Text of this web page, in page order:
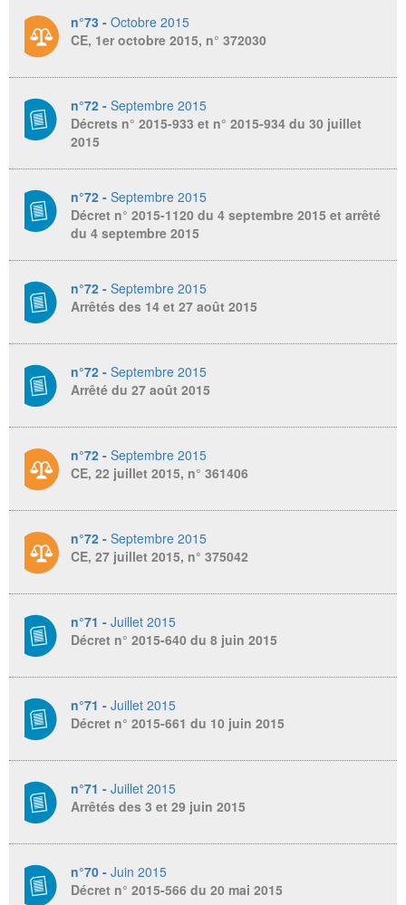
n°73 - Octobre 2015
CE, 1er octobre 2015, n° 372030
n°72 - Septembre 2015
Décrets n° 2015-933 et n° 2015-934 du 30 juillet
2015
n°72 - Septembre 2015
Décret n° 2015-1120 du 4 septembre 2015 et arrêté
du 4 septembre 2015
n°72 - Septembre 2015
Arrêtés des 14 et 27 août 2015
n°72 - Septembre 2015
Arrêté du 27 août 2015
n°72 - Septembre 2015
CE, 22 juillet 2015, n° 361406
n°72 - Septembre 2015
CE, 27 juillet 2015, n° 375042
n°71 - Juillet 2015
Décret n° 2015-640 du 8 juin 2015
n°71 - Juillet 2015
Décret n° 2015-661 du 10 juin 2015
n°71 - Juillet 2015
Arrêtés des 3 et 29 juin 2015
n°70 - Juin 2015
Décret n° 2015-566 du 20 mai 2015